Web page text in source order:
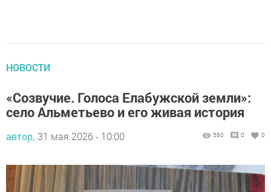
НОВОСТИ
«Созвучие. Голоса Елабужской земли»:
село Альметьево и его живая история
автор, 31 мая 2026 - 10:00 560 0 0